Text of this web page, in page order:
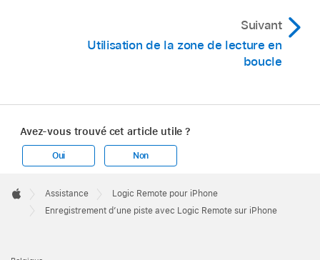
Suivant
Utilisation de la zone de lecture en
boucle
Avez-vous trouvé cet article utile ?
Oui Non
Footer

Apple
Assistance
Logic Remote pour iPhone
Enregistrement d’une piste avec Logic Remote sur iPhone